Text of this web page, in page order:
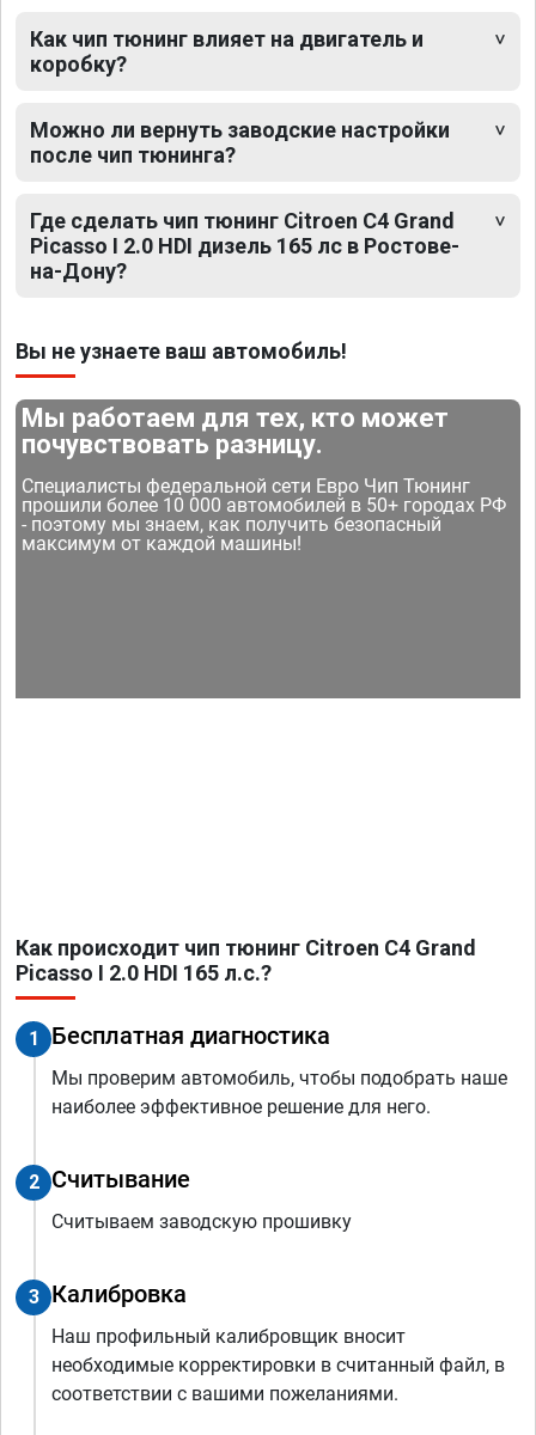
Как чип тюнинг влияет на двигатель и
коробку?
Можно ли вернуть заводские настройки
после чип тюнинга?
Где сделать чип тюнинг Citroen C4 Grand
Picasso I 2.0 HDI дизель 165 лс в Ростове-
на-Дону?
Вы не узнаете ваш автомобиль!
Мы работаем для тех, кто может
почувствовать разницу.
Специалисты федеральной сети Евро Чип Тюнинг
прошили более 10 000 автомобилей в 50+ городах РФ
- поэтому мы знаем, как получить безопасный
максимум от каждой машины!
Как происходит чип тюнинг Citroen C4 Grand
Picasso I 2.0 HDI 165 л.с.?
1 Бесплатная диагностика
Мы проверим автомобиль, чтобы подобрать наше
наиболее эффективное решение для него.
2 Считывание
Считываем заводскую прошивку
3 Калибровка
Наш профильный калибровщик вносит
необходимые корректировки в считанный файл, в
соответствии с вашими пожеланиями.